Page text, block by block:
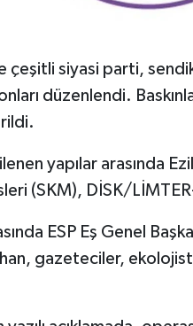
çeşitli siyasi parti,
düzenlendi.
yapılar arasında
(SKM), DİSK/
ESP Eş Genel
gazeteciler,